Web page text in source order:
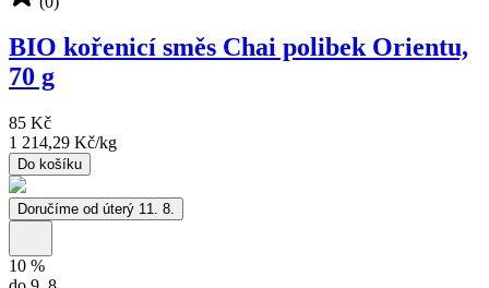
BIO kořenicí směs Chai polibek Orientu,
70 g
85 Kč
1 214,29 Kč/kg
Do košíku
Doručíme od úterý 11. 8.
10 %